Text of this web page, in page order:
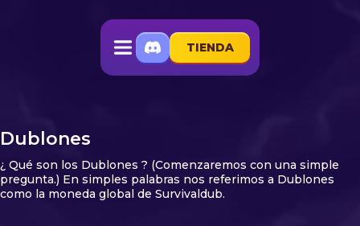
TIENDA
Dublones
¿ Qué son los Dublones ? (Comenzaremos con una simple
pregunta.) En simples palabras nos referimos a Dublones
como la moneda global de Survivaldub.